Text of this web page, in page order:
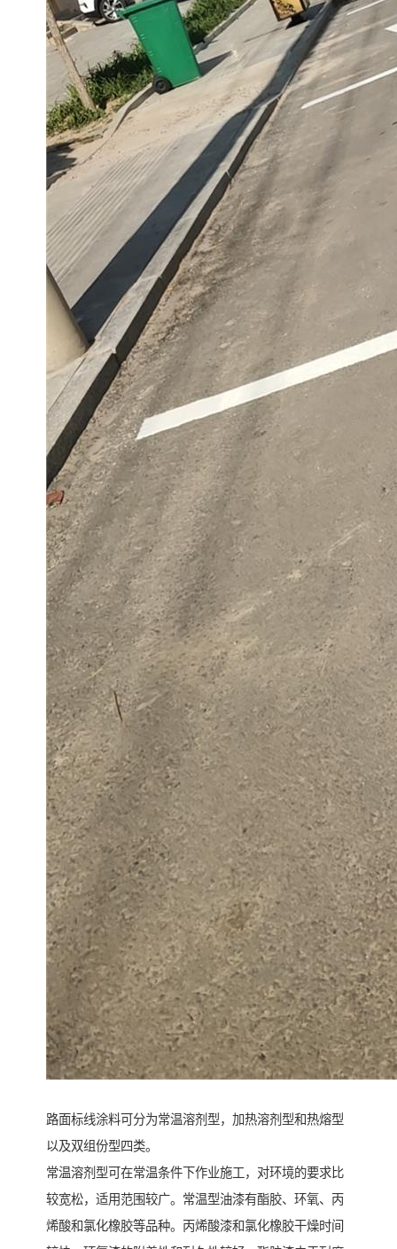
路面标线涂料可分为常温溶剂型，加热溶剂型和热熔型
以及双组份型四类。
常温溶剂型可在常温条件下作业施工，对环境的要求比
较宽松，适用范围较广。常温型油漆有酯胶、环氧、丙
烯酸和氯化橡胶等品种。丙烯酸漆和氯化橡胶干燥时间